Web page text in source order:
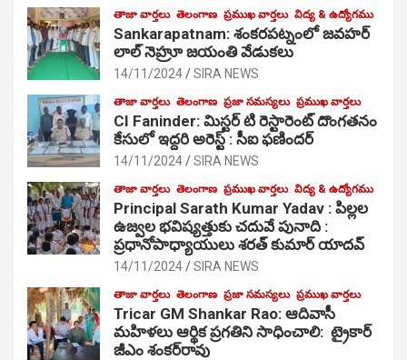
తాజా వార్తలు తెలంగాణ ప్రముఖ వార్తలు విద్య & ఉద్యోగము
Sankarapatnam: శంకరపట్నంలో జవహర్
లాల్ నెహ్రూ జయంతి వేడుకలు
14/11/2024 SIRA NEWS
తాజా వార్తలు తెలంగాణ ప్రజా సమస్యలు ప్రముఖ వార్తలు
CI Faninder: మిస్టర్ టి రెస్టారెంట్ దొంగతనం
కేసులో ఇద్దరి అరెస్ట్ : సీఐ ఫణిందర్
14/11/2024 SIRA NEWS
తాజా వార్తలు తెలంగాణ ప్రముఖ వార్తలు విద్య & ఉద్యోగము
Principal Sarath Kumar Yadav : పిల్లల
ఉజ్వల భవిష్యత్తుకు చదువే పునాది :
ప్రధానోపాధ్యాయులు శరత్ కుమార్ యాదవ్
14/11/2024 SIRA NEWS
తాజా వార్తలు తెలంగాణ ప్రజా సమస్యలు ప్రముఖ వార్తలు
Tricar GM Shankar Rao: ఆదివాసీ
మహిళలు ఆర్థిక ప్రగతిని సాధించాలి: ట్రైకార్
జీఎం శంకర్‌రావు